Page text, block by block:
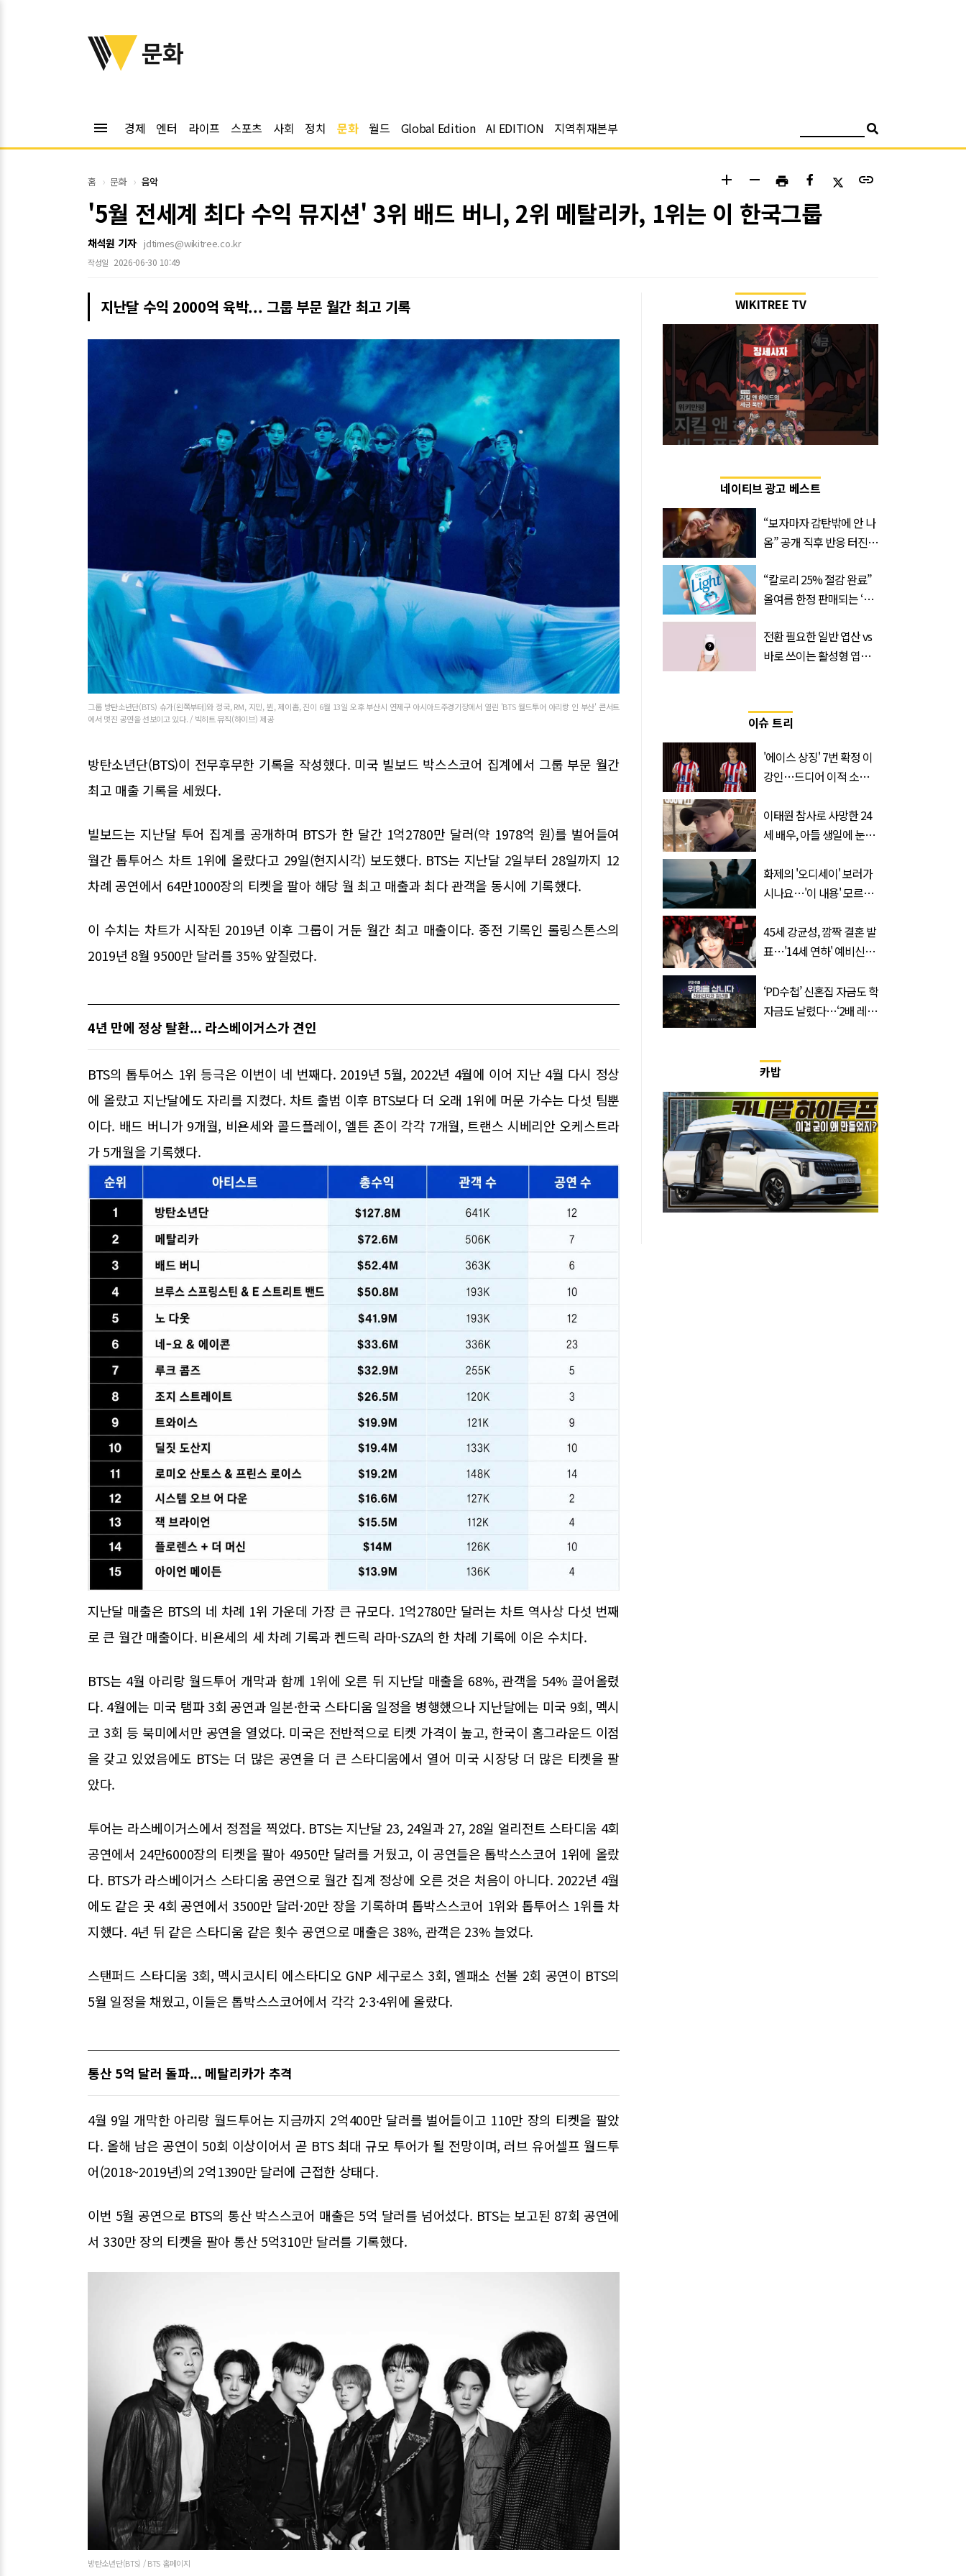
위키트리
문화
menu 경제 엔터 라이프 스포츠 사회 정치 문화 월드 Global Edition AI EDITION 지역취재본부
홈 문화 음악 add remove print link
'5월 전세계 최다 수익 뮤지션' 3위 배드 버니, 2위 메탈리카, 1위는 이 한국그룹
채석원 기자 jdtimes@wikitree.co.kr
작성일 2026-06-30 10:49
지난달 수익 2000억 육박... 그룹 부문 월간 최고 기록
그룹 방탄소년단(BTS) 슈가(왼쪽부터)와 정국, RM, 지민, 뷘, 제이홉, 진이 6월 13일 오후 부산시 연제구 아시아드주경기장에서 열린 'BTS 월드투어 아리랑 인 부산' 콘서트
에서 멋진 공연을 선보이고 있다. / 빅히트 뮤직(하이브) 제공
방탄소년단(BTS)이 전무후무한 기록을 작성했다. 미국 빌보드 박스스코어 집계에서 그룹 부문 월간
최고 매출 기록을 세웠다.
빌보드는 지난달 투어 집계를 공개하며 BTS가 한 달간 1억2780만 달러(약 1978억 원)를 벌어들여
월간 톱투어스 차트 1위에 올랐다고 29일(현지시각) 보도했다. BTS는 지난달 2일부터 28일까지 12
차례 공연에서 64만1000장의 티켓을 팔아 해당 월 최고 매출과 최다 관객을 동시에 기록했다.
이 수치는 차트가 시작된 2019년 이후 그룹이 거둔 월간 최고 매출이다. 종전 기록인 롤링스톤스의
2019년 8월 9500만 달러를 35% 앞질렀다.
4년 만에 정상 탈환... 라스베이거스가 견인
BTS의 톱투어스 1위 등극은 이번이 네 번째다. 2019년 5월, 2022년 4월에 이어 지난 4월 다시 정상
에 올랐고 지난달에도 자리를 지켰다. 차트 출범 이후 BTS보다 더 오래 1위에 머문 가수는 다섯 팀뿐
이다. 배드 버니가 9개월, 비욘세와 콜드플레이, 엘튼 존이 각각 7개월, 트랜스 시베리안 오케스트라
가 5개월을 기록했다.
지난달 매출은 BTS의 네 차례 1위 가운데 가장 큰 규모다. 1억2780만 달러는 차트 역사상 다섯 번째
로 큰 월간 매출이다. 비욘세의 세 차례 기록과 켄드릭 라마·SZA의 한 차례 기록에 이은 수치다.
BTS는 4월 아리랑 월드투어 개막과 함께 1위에 오른 뒤 지난달 매출을 68%, 관객을 54% 끌어올렸
다. 4월에는 미국 탬파 3회 공연과 일본·한국 스타디움 일정을 병행했으나 지난달에는 미국 9회, 멕시
코 3회 등 북미에서만 공연을 열었다. 미국은 전반적으로 티켓 가격이 높고, 한국이 홈그라운드 이점
을 갖고 있었음에도 BTS는 더 많은 공연을 더 큰 스타디움에서 열어 미국 시장당 더 많은 티켓을 팔
았다.
투어는 라스베이거스에서 정점을 찍었다. BTS는 지난달 23, 24일과 27, 28일 얼리전트 스타디움 4회
공연에서 24만6000장의 티켓을 팔아 4950만 달러를 거뒀고, 이 공연들은 톱박스스코어 1위에 올랐
다. BTS가 라스베이거스 스타디움 공연으로 월간 집계 정상에 오른 것은 처음이 아니다. 2022년 4월
에도 같은 곳 4회 공연에서 3500만 달러·20만 장을 기록하며 톱박스스코어 1위와 톱투어스 1위를 차
지했다. 4년 뒤 같은 스타디움 같은 횟수 공연으로 매출은 38%, 관객은 23% 늘었다.
스탠퍼드 스타디움 3회, 멕시코시티 에스타디오 GNP 세구로스 3회, 엘패소 선볼 2회 공연이 BTS의
5월 일정을 채웠고, 이들은 톱박스스코어에서 각각 2·3·4위에 올랐다.
통산 5억 달러 돌파... 메탈리카가 추격
4월 9일 개막한 아리랑 월드투어는 지금까지 2억400만 달러를 벌어들이고 110만 장의 티켓을 팔았
다. 올해 남은 공연이 50회 이상이어서 곧 BTS 최대 규모 투어가 될 전망이며, 러브 유어셀프 월드투
어(2018~2019년)의 2억1390만 달러에 근접한 상태다.
이번 5월 공연으로 BTS의 통산 박스스코어 매출은 5억 달러를 넘어섰다. BTS는 보고된 87회 공연에
서 330만 장의 티켓을 팔아 통산 5억310만 달러를 기록했다.
방탄소년단(BTS) / BTS 홈페이지
WIKITREE TV
네이티브 광고 베스트
“보자마자 감탄밖에 안 나
옴” 공개 직후 반응 터진
“칼로리 25% 절감 완료”
올여름 한정 판매되는 ‘최
전환 필요한 일반 엽산 vs
바로 쓰이는 활성형 엽
이슈 트리
'에이스 상징' 7번 확정 이
강인…드디어 이적 소감
이태원 참사로 사망한 24
세 배우, 아들 생일에 눈물
화제의 '오디세이' 보러가
시나요…'이 내용' 모르고
45세 강균성, 깜짝 결혼 발
표…'14세 연하' 예비신부
‘PD수첩’ 신혼집 자금도 학
자금도 날렸다…‘2배 레버
카밥